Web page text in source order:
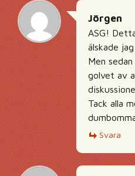
Jörgen
ASG!
älskade
Men
golvet av
Tack alla
Svara